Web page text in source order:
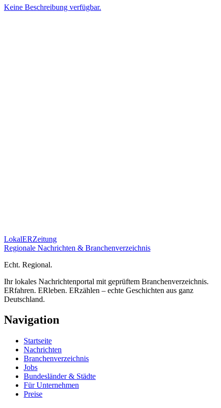
Keine Beschreibung verfügbar.
LokalERZeitung
Regionale Nachrichten & Branchenverzeichnis
Echt. Regional.
Ihr lokales Nachrichtenportal mit geprüftem Branchenverzeichnis.
ERfahren. ERleben. ERzählen – echte Geschichten aus ganz
Deutschland.
Navigation
Startseite
Nachrichten
Branchenverzeichnis
Jobs
Bundesländer & Städte
Für Unternehmen
Preise